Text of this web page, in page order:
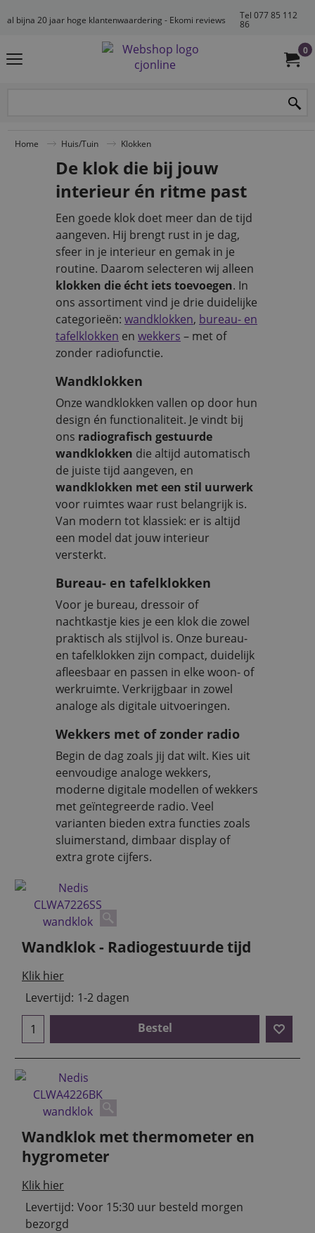
al bijna 20 jaar hoge klantenwaardering - Ekomi reviews
Tel 077 85 112
86
0
Home Huis/Tuin Klokken
De klok die bij jouw
interieur én ritme past
Een goede klok doet meer dan de tijd
aangeven. Hij brengt rust in je dag,
sfeer in je interieur en gemak in je
routine. Daarom selecteren wij alleen
klokken die écht iets toevoegen. In
ons assortiment vind je drie duidelijke
categorieën: wandklokken, bureau- en
tafelklokken en wekkers – met of
zonder radiofunctie.
Wandklokken
Onze wandklokken vallen op door hun
design én functionaliteit. Je vindt bij
ons radiografisch gestuurde
wandklokken die altijd automatisch
de juiste tijd aangeven, en
wandklokken met een stil uurwerk
voor ruimtes waar rust belangrijk is.
Van modern tot klassiek: er is altijd
een model dat jouw interieur
versterkt.
Bureau- en tafelklokken
Voor je bureau, dressoir of
nachtkastje kies je een klok die zowel
praktisch als stijlvol is. Onze bureau-
en tafelklokken zijn compact, duidelijk
afleesbaar en passen in elke woon- of
werkruimte. Verkrijgbaar in zowel
analoge als digitale uitvoeringen.
Wekkers met of zonder radio
Begin de dag zoals jij dat wilt. Kies uit
eenvoudige analoge wekkers,
moderne digitale modellen of wekkers
met geïntegreerde radio. Veel
varianten bieden extra functies zoals
sluimerstand, dimbaar display of
extra grote cijfers.
Wandklok - Radiogestuurde tijd
Klik hier
Levertijd: 1-2 dagen
Bestel
Wandklok met thermometer en
hygrometer
Klik hier
Levertijd: Voor 15:30 uur besteld morgen
bezorgd